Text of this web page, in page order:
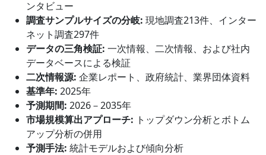
ンタビュー
調査サンプルサイズの分岐: 現地調査213件、インター
ネット調査297件
データの三角検証: 一次情報、二次情報、および社内
データベースによる検証
二次情報源: 企業レポート、政府統計、業界団体資料
基準年: 2025年
予測期間: 2026－2035年
市場規模算出アプローチ: トップダウン分析とボトム
アップ分析の併用
予測手法: 統計モデルおよび傾向分析